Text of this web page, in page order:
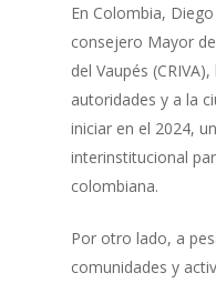
En Colombia,
consejero Mayor
del Vaupés
autoridades y a la
iniciar en el 2024,
interinstitucional
colombiana.
Por otro lado, a
comunidades y